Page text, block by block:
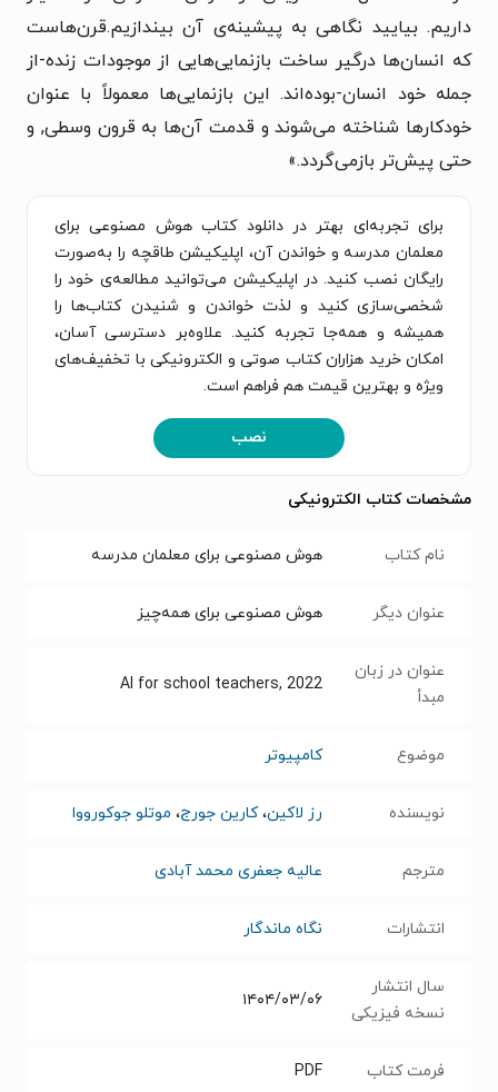
داریم. بیایید نگاهی به پیشینه‌ی آن بیندازیم.قرن‌هاست
که انسان‌ها درگیر ساخت بازنمایی‌هایی از موجودات زنده-از
جمله خود انسان-بوده‌اند. این بازنمایی‌ها معمولاً با عنوان
خودکارها شناخته می‌شوند و قدمت آن‌ها به قرون وسطی, و
حتی پیش‌تر بازمی‌گردد.»
برای تجربه‌ای بهتر در دانلود کتاب هوش مصنوعی برای
معلمان مدرسه و خواندن آن، اپلیکیشن طاقچه را به‌صورت
رایگان نصب کنید. در اپلیکیشن می‌توانید مطالعه‌ی خود را
شخصی‌سازی کنید و لذت خواندن و شنیدن کتاب‌ها را
همیشه و همه‌جا تجربه کنید. علاوه‌بر دسترسی آسان،
امکان خرید هزاران کتاب صوتی و الکترونیکی با تخفیف‌های
ویژه و بهترین قیمت هم فراهم است.
نصب
مشخصات کتاب الکترونیکی
نام کتاب هوش مصنوعی برای معلمان مدرسه
عنوان دیگر هوش مصنوعی برای همه‌چیز
عنوان در زبان
مبدأ
AI for school teachers, 2022
موضوع کامپیوتر
نویسنده رز لاکین،کارین جورج، موتلو جوکورووا
مترجم عالیه جعفری محمد آبادی
انتشارات نگاه ماندگار
سال انتشار
نسخه فیزیکی
۱۴۰۴/۰۳/۰۶
فرمت کتاب PDF